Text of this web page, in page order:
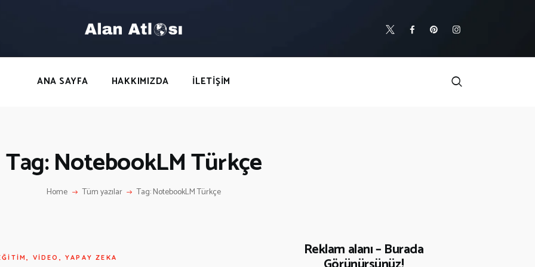
ANA SAYFA HAKKIMIZDA İLETIŞIM
Tag: NotebookLM Türkçe
Home Tüm yazılar Tag: NotebookLM Türkçe
VIDEO ,YAPAY ZEKA Reklam alanı – Burada